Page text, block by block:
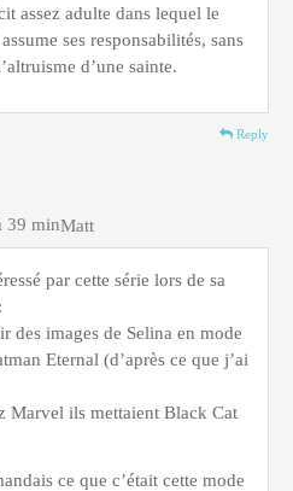
assez adulte dans lequel le
ses responsabilités, sans
d’une sainte.
Reply
Matt
39 min
par cette série lors de sa
des images de Selina en mode
Eternal (d’après ce que j’ai
Marvel ils mettaient Black Cat
ce que c’était cette mode